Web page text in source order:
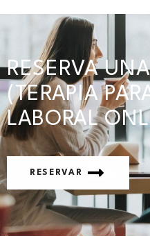
RESERVA
(TERAPIA
LABORAL
RESERVAR